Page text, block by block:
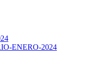
ENERO-2024